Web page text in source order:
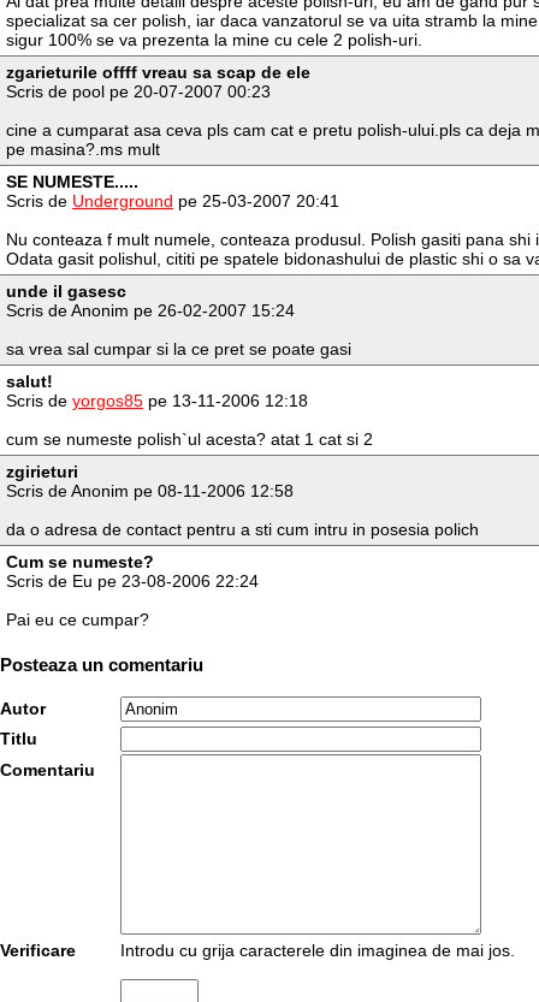
specializat sa cer polish, iar daca vanzatorul se va uita stramb la
sigur 100% se va prezenta la mine cu cele 2 polish-uri.
zgarieturile offff vreau sa scap de ele
Scris de pool pe 20-07-2007 00:23
cine a cumparat asa ceva pls cam cat e pretu polish-ului.pls ca deja
pe masina?.ms mult
SE NUMESTE.....
Scris de Underground pe 25-03-2007 20:41
Nu conteaza f mult numele, conteaza produsul. Polish gasiti pana
Odata gasit polishul, cititi pe spatele bidonashului de plastic shi o sa
unde il gasesc
Scris de Anonim pe 26-02-2007 15:24
sa vrea sal cumpar si la ce pret se poate gasi
salut!
Scris de yorgos85 pe 13-11-2006 12:18
cum se numeste polish`ul acesta? atat 1 cat si 2
zgirieturi
Scris de Anonim pe 08-11-2006 12:58
da o adresa de contact pentru a sti cum intru in posesia polich
Cum se numeste?
Scris de Eu pe 23-08-2006 22:24
Pai eu ce cumpar?
Posteaza un comentariu
Autor
Titlu
Comentariu
Verificare Introdu cu grija caracterele din imaginea de mai jos.